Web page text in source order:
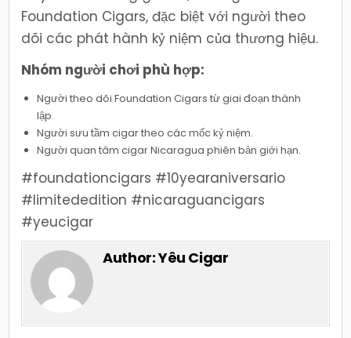
Foundation Cigars, đặc biệt với người theo
dõi các phát hành kỷ niệm của thương hiệu.
Nhóm người chơi phù hợp:
Người theo dõi Foundation Cigars từ giai đoạn thành
lập.
Người sưu tầm cigar theo các mốc kỷ niệm.
Người quan tâm cigar Nicaragua phiên bản giới hạn.
#foundationcigars #10yearaniversario
#limitededition #nicaraguancigars
#yeucigar
Author:Yêu Cigar